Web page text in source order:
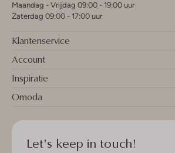
Maandag - Vrijdag 09:00 - 19:00 uur
Zaterdag 09:00 - 17:00 uur
Klantenservice
Account
Inspiratie
Omoda
Let's keep in touch!